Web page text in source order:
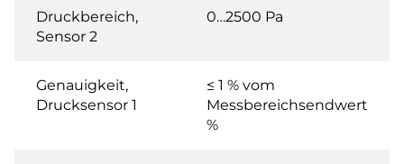
Druckbereich,
Sensor 2
0…2500 Pa
Genauigkeit,
Drucksensor 1
≤ 1 % vom
Messbereichsendwert
%